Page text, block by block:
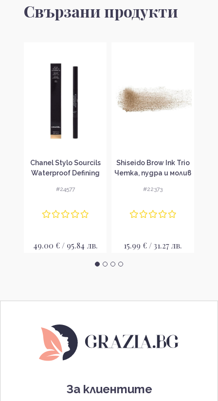
Свързани продукти
Chanel Stylo Sourcils
Waterproof Defining
Pencil Водоустойчив
#24577
49.00 € / 95.84 лв.
Shiseido Brow Ink Trio
Четка, пудра и молив
#22373
15.99 € / 31.27 лв.
За клиентите